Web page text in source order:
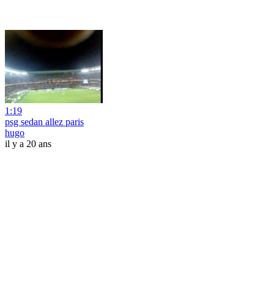
1:19
psg sedan allez paris
hugo
il y a 20 ans